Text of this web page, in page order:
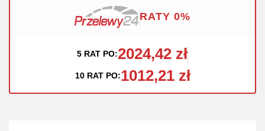
RATY 0%
5 RAT PO:2024,42 zł
10 RAT PO:1012,21 zł